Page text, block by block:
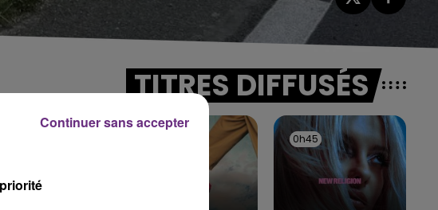
voiture et
.
TITRES DIFFUSÉS
0h45
0h45
Continuer sans accepter